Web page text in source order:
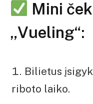
Mini
„Vueling“:
Bilietus
riboto laiko.